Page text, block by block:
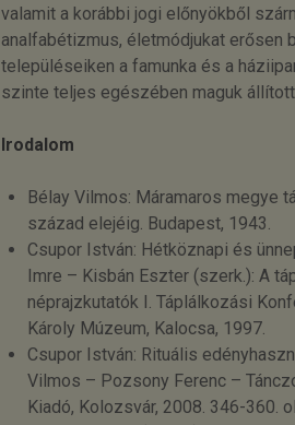
valamit a korábbi jogi előnyökből
analfabétizmus, életmódjukat
településeiken a famunka és a
szinte teljes egészében maguk
Irodalom
Bélay Vilmos: Máramaros megye
század elejéig. Budapest, 1943.
Csupor István: Hétköznapi és
Imre – Kisbán Eszter (szerk.): A
néprajzkutatók I. Táplálkozási
Károly Múzeum, Kalocsa, 1997.
Csupor István: Rituális
Vilmos – Pozsony Ferenc –
Kiadó, Kolozsvár, 2008. 346-360.